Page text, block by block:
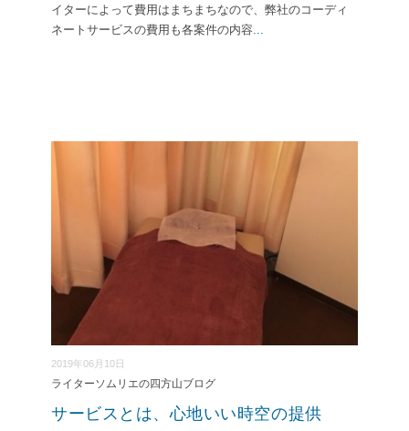
イターによって費用はまちまちなので、弊社のコーディ
ネートサービスの費用も各案件の内容...
2019年06月10日
ライターソムリエの四方山ブログ
サービスとは、心地いい時空の提供